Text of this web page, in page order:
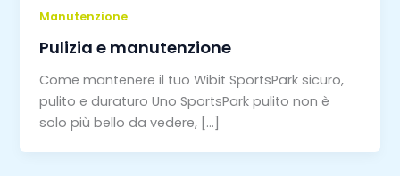
Manutenzione
Pulizia e manutenzione
Come mantenere il tuo Wibit SportsPark sicuro,
pulito e duraturo Uno SportsPark pulito non è
solo più bello da vedere, […]